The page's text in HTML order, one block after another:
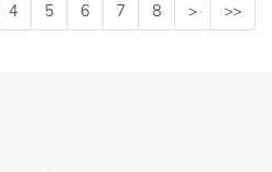
4 5 6 7 8 > >>